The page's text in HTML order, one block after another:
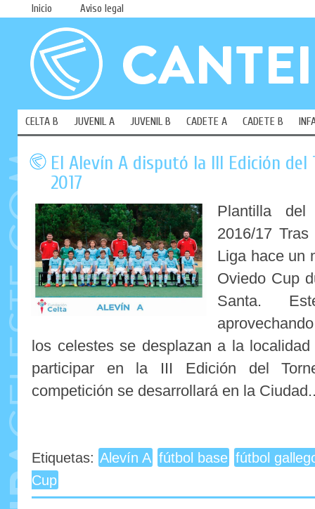
Inicio Aviso legal
CELTA B JUVENIL A JUVENIL B CADETE A CADETE B
El Alevín A disputó la III Edición del
2017
Plantilla
2016/17
Liga hace un
Oviedo Cup
Santa.
los celestes se desplazan a la
participar en la III Edición del
competición se desarrollará en la
Etiquetas: Alevín A fútbol base fútbol
Cup